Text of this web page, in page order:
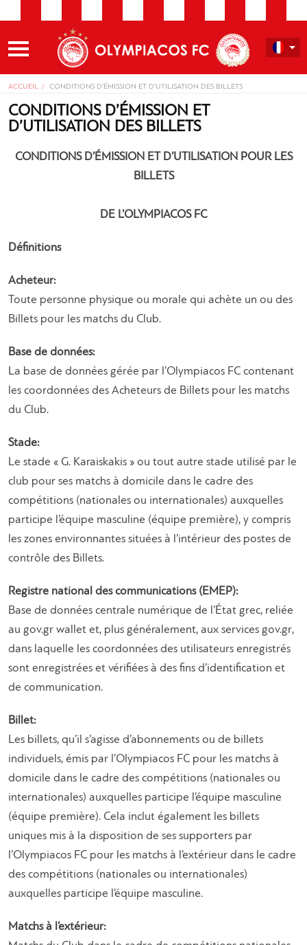
ACCUEIL CONDITIONS D’ÉMISSION ET D’UTILISATION DES BILLETS
CONDITIONS D’ÉMISSION ET
D’UTILISATION DES BILLETS
CONDITIONS D’ÉMISSION ET D’UTILISATION POUR LES
BILLETS
DE L’OLYMPIACOS FC
Définitions
Acheteur:
Toute personne physique ou morale qui achète un ou des
Billets pour les matchs du Club.
Base de données:
La base de données gérée par l’Olympiacos FC contenant
les coordonnées des Acheteurs de Billets pour les matchs
du Club.
Stade:
Le stade « G. Karaiskakis » ou tout autre stade utilisé par le
club pour ses matchs à domicile dans le cadre des
compétitions (nationales ou internationales) auxquelles
participe l’équipe masculine (équipe première), y compris
les zones environnantes situées à l’intérieur des postes de
contrôle des Billets.
Registre national des communications (EMEP):
Base de données centrale numérique de l’État grec, reliée
au gov.gr wallet et, plus généralement, aux services gov.gr,
dans laquelle les coordonnées des utilisateurs enregistrés
sont enregistrées et vérifiées à des fins d’identification et
de communication.
Billet:
Les billets, qu’il s’agisse d’abonnements ou de billets
individuels, émis par l’Olympiacos FC pour les matchs à
domicile dans le cadre des compétitions (nationales ou
internationales) auxquelles participe l’équipe masculine
(équipe première). Cela inclut également les billets
uniques mis à la disposition de ses supporters par
l’Olympiacos FC pour les matchs à l’extérieur dans le cadre
des compétitions (nationales ou internationales)
auxquelles participe l’équipe masculine.
Matchs à l’extérieur: